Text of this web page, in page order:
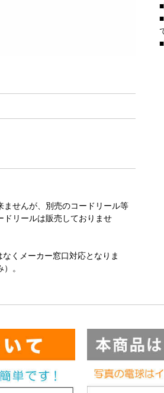
せんが、別売のコードリール等
ドリールは販売しておりませ
くメーカー窓口対応となりま
。